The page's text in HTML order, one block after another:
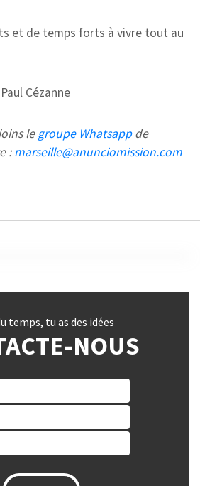
et de temps forts à vivre tout au
Cézanne
legroupe Whatsappde
:marseille@anunciomission.com
temps, tu as des idées
NOUS